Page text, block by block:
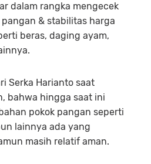
dalam rangka mengecek
& stabilitas harga
beras, daging ayam,
Serka Harianto saat
bahwa hingga saat ini
pokok pangan seperti
lainnya ada yang
masih relatif aman.